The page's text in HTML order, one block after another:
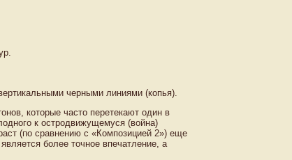
черными линиями (копья).
которые часто перетекают один в
к остродвижущемуся (война)
(по сравнению с «Композицией 2») еще
более точное впечатление, а